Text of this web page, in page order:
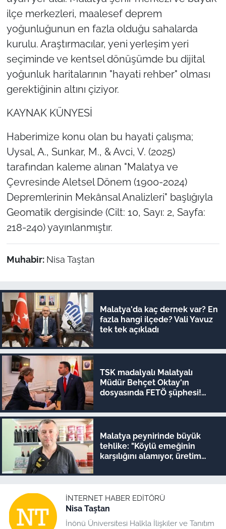
ilçe merkezleri, maalesef deprem
yoğunluğunun en fazla olduğu sahalarda
kurulu. Araştırmacılar, yeni yerleşim yeri
seçiminde ve kentsel dönüşümde bu dijital
yoğunluk haritalarının "hayati rehber" olması
gerektiğinin altını çiziyor.
KAYNAK KÜNYESİ
Haberimize konu olan bu hayati çalışma;
Uysal, A., Sunkar, M., & Avci, V. (2025)
tarafından kaleme alınan "Malatya ve
Çevresinde Aletsel Dönem (1900-2024)
Depremlerinin Mekânsal Analizleri" başlığıyla
Geomatik dergisinde (Cilt: 10, Sayı: 2, Sayfa:
218-240) yayınlanmıştır.
Muhabir: Nisa Taştan
Malatya'da kaç dernek var? En
fazla hangi ilçede? Vali Yavuz
tek tek açıkladı
TSK madalyalı Malatyalı
Müdür Behçet Oktay'ın
dosyasında FETÖ şüphesi!
Malatya peynirinde büyük
tehlike: "Köylü emeğinin
karşılığını alamıyor, üretim
İNTERNET HABER EDITÖRÜ
Nisa Taştan
İnönü Üniversitesi Halkla İlişkiler ve Tanıtım